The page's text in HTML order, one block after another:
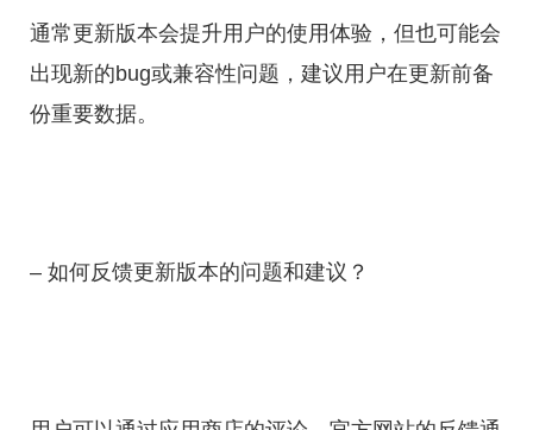
通常更新版本会提升用户的使用体验，但也可能会
出现新的bug或兼容性问题，建议用户在更新前备
份重要数据。
– 如何反馈更新版本的问题和建议？